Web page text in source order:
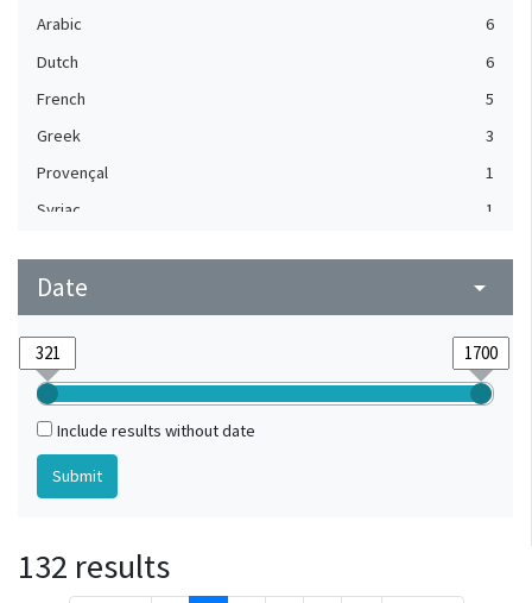
Arabic
6
Dutch
6
French
5
Greek
3
Provençal
1
Syriac
1
Date arrow_drop_down
Include results without date
132 results